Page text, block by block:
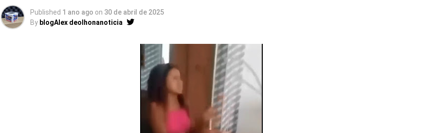
Published 1 ano ago on 30 de abril de 2025
By blogAlex deolhonanoticia